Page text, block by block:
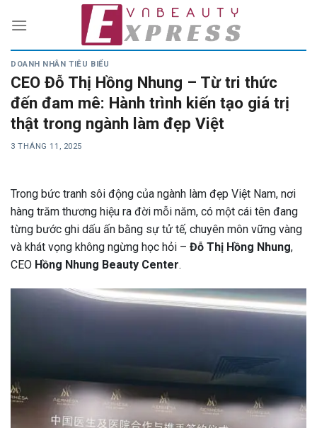
DOANH NHÂN TIÊU BIỂU
CEO Đỗ Thị Hồng Nhung – Từ tri thức
đến đam mê: Hành trình kiến tạo giá trị
thật trong ngành làm đẹp Việt
3 THÁNG 11, 2025
Trong bức tranh sôi động của ngành làm đẹp Việt Nam, nơi
hàng trăm thương hiệu ra đời mỗi năm, có một cái tên đang
từng bước ghi dấu ấn bằng sự tử tế, chuyên môn vững vàng
và khát vọng không ngừng học hỏi – Đỗ Thị Hồng Nhung,
CEO Hồng Nhung Beauty Center.